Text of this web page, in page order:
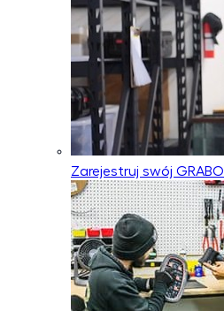
Zarejestruj swój GRABO